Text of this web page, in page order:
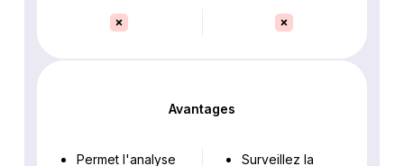
Avantages
Permet l'analyse
Surveillez la